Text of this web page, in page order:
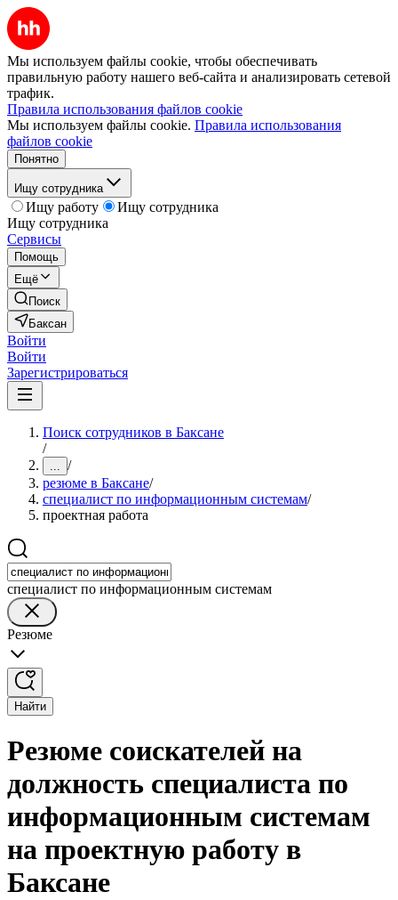
Мы используем файлы cookie, чтобы обеспечивать
правильную работу нашего веб-сайта и анализировать сетевой
трафик.
Правила использования файлов cookie
Мы используем файлы cookie. Правила использования
файлов cookie
Понятно
Ищу сотрудника
Ищу работу
Ищу сотрудника
Ищу сотрудника
Сервисы
Помощь
Ещё
Поиск
Баксан
Войти
Войти
Зарегистрироваться
Поиск сотрудников в Баксане
/
... /
резюме в Баксане/
специалист по информационным системам/
проектная работа
специалист по информационным системам
Резюме
Найти
Резюме соискателей на
должность специалиста по
информационным системам
на проектную работу в
Баксане